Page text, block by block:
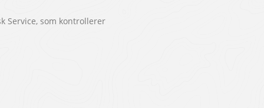
Service, som kontrollerer